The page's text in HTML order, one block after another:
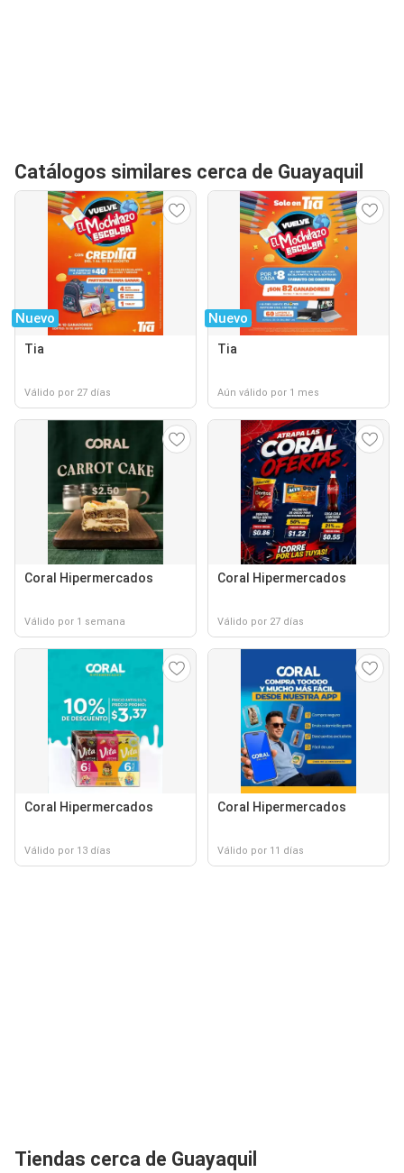
Catálogos similares cerca de Guayaquil
Nuevo
Tia
Válido por 27 días
Nuevo
Tia
Aún válido por 1 mes
Coral Hipermercados
Válido por 1 semana
Coral Hipermercados
Válido por 27 días
Coral Hipermercados
Válido por 13 días
Coral Hipermercados
Válido por 11 días
Tiendas cerca de Guayaquil